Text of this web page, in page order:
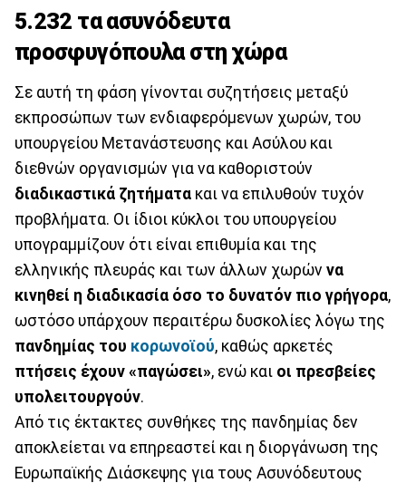
5.232 τα ασυνόδευτα
προσφυγόπουλα στη χώρα
Σε αυτή τη φάση γίνονται συζητήσεις μεταξύ
εκπροσώπων των ενδιαφερόμενων χωρών, του
υπουργείου Μετανάστευσης και Ασύλου και
διεθνών οργανισμών για να καθοριστούν
διαδικαστικά ζητήματα και να επιλυθούν τυχόν
προβλήματα. Οι ίδιοι κύκλοι του υπουργείου
υπογραμμίζουν ότι είναι επιθυμία και της
ελληνικής πλευράς και των άλλων χωρών να
κινηθεί η διαδικασία όσο το δυνατόν πιο γρήγορα,
ωστόσο υπάρχουν περαιτέρω δυσκολίες λόγω της
πανδημίας του κορωνοϊού, καθώς αρκετές
πτήσεις έχουν «παγώσει», ενώ και οι πρεσβείες
υπολειτουργούν.
Από τις έκτακτες συνθήκες της πανδημίας δεν
αποκλείεται να επηρεαστεί και η διοργάνωση της
Ευρωπαϊκής Διάσκεψης για τους Ασυνόδευτους